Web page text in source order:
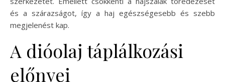
és a szárazságot, így a haj egészségesebb és szebb
megjelenést kap.
A dióolaj táplálkozási
előnyei